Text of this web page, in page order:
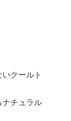
クールト
ナチュラル